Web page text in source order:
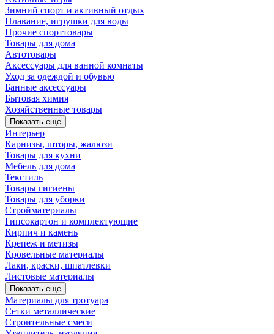
Зимний спорт и активный отдых
Плавание, игрушки для воды
Прочие спорттовары
Товары для дома
Автотовары
Аксессуары для ванной комнаты
Уход за одеждой и обувью
Банные аксессуары
Бытовая химия
Хозяйственные товары
Показать еще
Интерьер
Карнизы, шторы, жалюзи
Товары для кухни
Мебель для дома
Текстиль
Товары гигиены
Товары для уборки
Стройматериалы
Гипсокартон и комплектующие
Кирпич и камень
Крепеж и метизы
Кровельные материалы
Лаки, краски, шпатлевки
Листовые материалы
Показать еще
Материалы для тротуара
Сетки металлические
Строительные смеси